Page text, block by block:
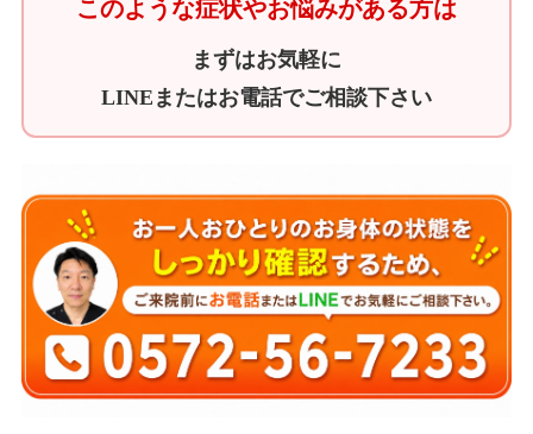
このような症状やお悩みがある方は
まずはお気軽に
LINEまたはお電話でご相談下さい